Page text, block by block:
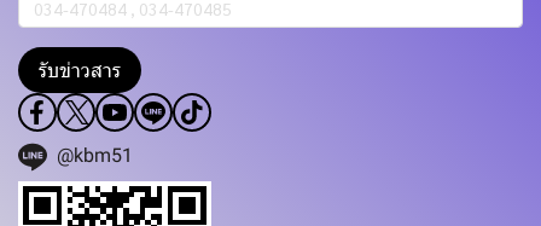
รับข่าวสาร
@kbm51